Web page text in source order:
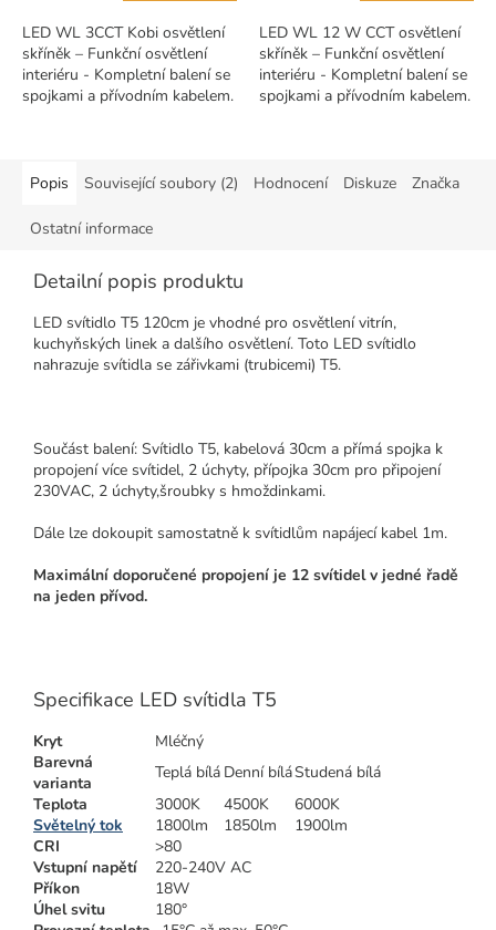
LED WL 3CCT Kobi osvětlení
skříněk – Funkční osvětlení
interiéru - Kompletní balení se
spojkami a přívodním kabelem.
LED WL 12 W CCT osvětlení
skříněk – Funkční osvětlení
interiéru - Kompletní balení se
spojkami a přívodním kabelem.
Popis Související soubory (2) Hodnocení Diskuze Značka
Ostatní informace
Detailní popis produktu
LED svítidlo T5 120cm je vhodné pro osvětlení vitrín,
kuchyňských linek a dalšího osvětlení. Toto LED svítidlo
nahrazuje svítidla se zářivkami (trubicemi) T5.
Součást balení: Svítidlo T5, kabelová 30cm a přímá spojka k
propojení více svítidel, 2 úchyty, přípojka 30cm pro připojení
230VAC, 2 úchyty,šroubky s hmoždinkami.
Dále lze dokoupit samostatně k svítidlům napájecí kabel 1m.
Maximální doporučené propojení je 12 svítidel v jedné řadě
na jeden přívod.
Specifikace LED svítidla T5
Kryt
Mléčný
Barevná
varianta
Teplá bílá Denní bíláStudená bílá
Teplota
3000K 4500K
6000K
Světelný tok
1800lm 1850lm
1900lm
CRI
>80
Vstupní napětí
220-240V AC
Příkon
18W
Úhel svitu
180°